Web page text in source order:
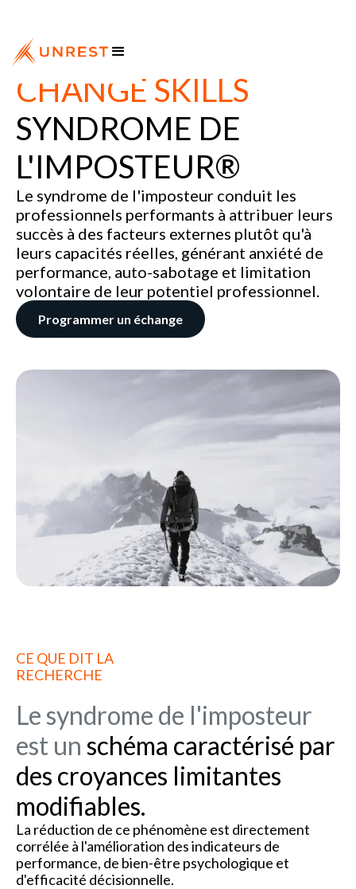
CHANGE SKILLS
SYNDROME DE
L'IMPOSTEUR®
Le syndrome de l'imposteur conduit les
professionnels performants à attribuer leurs
succès à des facteurs externes plutôt qu'à
leurs capacités réelles, générant anxiété de
performance, auto-sabotage et limitation
volontaire de leur potentiel professionnel.
Programmer un échange
CE QUE DIT LA
RECHERCHE
Le syndrome de l'imposteur
est un schéma caractérisé par
des croyances limitantes
modifiables.
La réduction de ce phénomène est directement
corrélée à l'amélioration des indicateurs de
performance, de bien-être psychologique et
d'efficacité décisionnelle.